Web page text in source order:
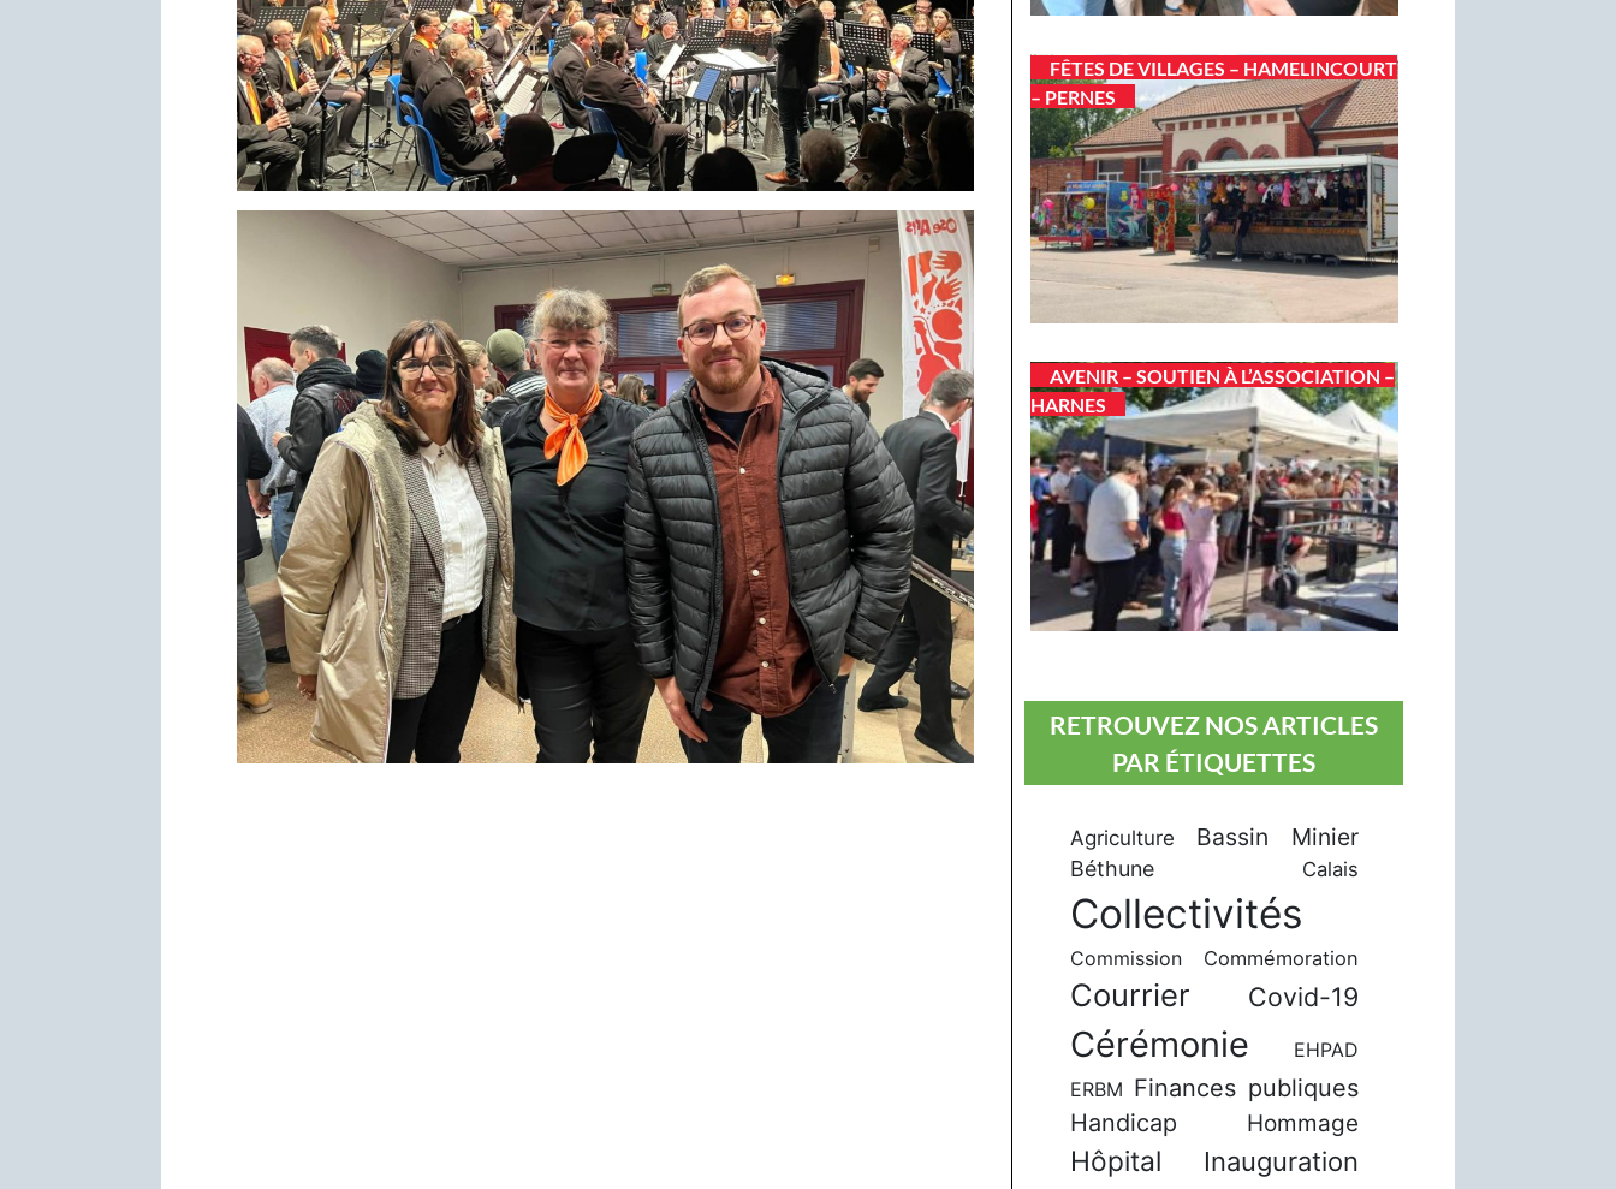
FÊTES DE VILLAGES – HAMELINCOURT
– PERNES
AVENIR – SOUTIEN À L’ASSOCIATION –
HARNES
RETROUVEZ NOS ARTICLES
PAR ÉTIQUETTES
Agriculture Bassin Minier
Béthune Calais
Collectivités
Commission Commémoration
Courrier Covid-19
Cérémonie
EHPAD
ERBM Finances publiques
Handicap
Hommage
Hôpital Inauguration